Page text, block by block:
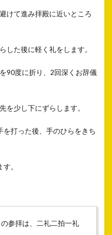
けて進み拝殿に近いところ
した後に軽く礼をします。
90度に折り、2回深くお辞儀
を少し下にずらします。
打った後、手のひらをきち
。
の参拝は、二礼二拍一礼